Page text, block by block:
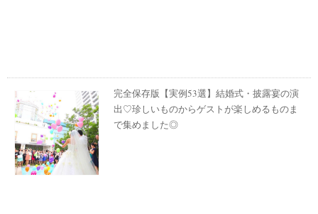
完全保存版【実例53選】結婚式・披露宴の演
出♡珍しいものからゲストが楽しめるものま
で集めました◎